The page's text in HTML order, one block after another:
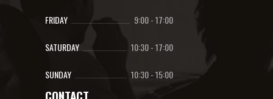
FRIDAY 9:00-17:00
SATURDAY 10:30-17:00
SUNDAY 10:30-15:00
CONTACT